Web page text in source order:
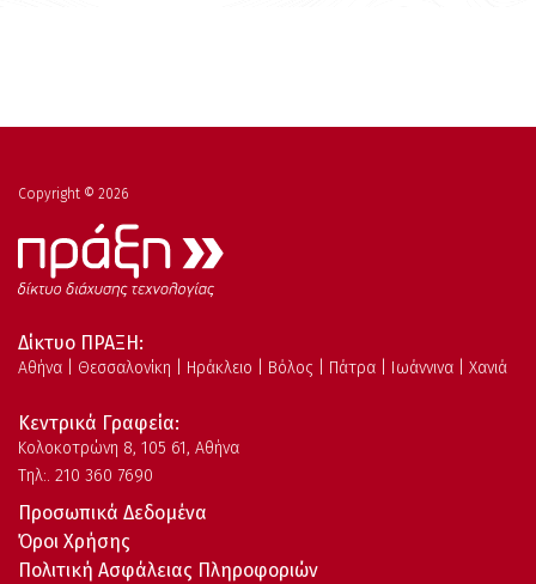
Copyright © 2026
Δίκτυο ΠΡΑΞΗ:
Αθήνα | Θεσσαλονίκη | Ηράκλειο | Βόλος | Πάτρα | Ιωάννινα | Χανιά
Κεντρικά Γραφεία:
Kολοκοτρώνη 8, 105 61, Αθήνα
Τηλ:. 210 360 7690
Προσωπικά Δεδομένα
Όροι Χρήσης
Πολιτική Ασφάλειας Πληροφοριών